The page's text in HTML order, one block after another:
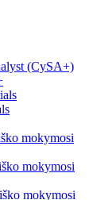
(CySA+)
mokymosi
mokymosi
mokymosi